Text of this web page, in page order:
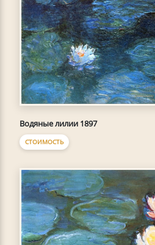
Водяные лилии 1897
СТОИМОСТЬ